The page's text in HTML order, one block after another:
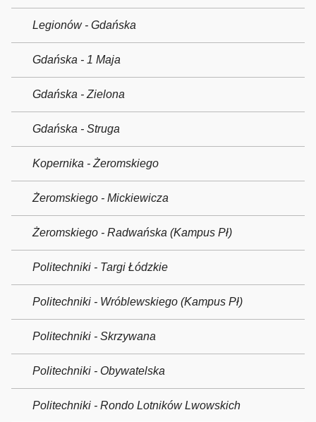
Legionów - Gdańska
Gdańska - 1 Maja
Gdańska - Zielona
Gdańska - Struga
Kopernika - Żeromskiego
Żeromskiego - Mickiewicza
Żeromskiego - Radwańska (Kampus Pł)
Politechniki - Targi Łódzkie
Politechniki - Wróblewskiego (Kampus Pł)
Politechniki - Skrzywana
Politechniki - Obywatelska
Politechniki - Rondo Lotników Lwowskich